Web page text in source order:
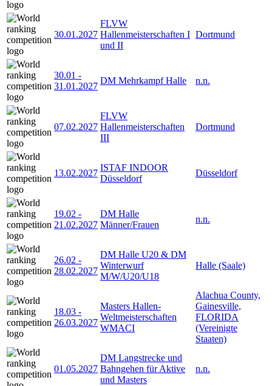
30.01.2027
FLVW
Hallenmeisterschaften I
und II
Dortmund
30.01 -
31.01.2027
DM Mehrkampf Halle n.n.
07.02.2027
FLVW
Hallenmeisterschaften
III
Dortmund
13.02.2027
ISTAF INDOOR
Düsseldorf
Düsseldorf
19.02 -
21.02.2027
DM Halle
Männer/Frauen
n.n.
26.02 -
28.02.2027
DM Halle U20 & DM
Winterwurf
M/W/U20/U18
Halle (Saale)
18.03 -
26.03.2027
Masters Hallen-
Weltmeisterschaften
WMACI
Alachua County,
Gainesville,
FLORIDA
(Vereinigte
Staaten)
01.05.2027
DM Langstrecke und
Bahngehen für Aktive
und Masters
n.n.